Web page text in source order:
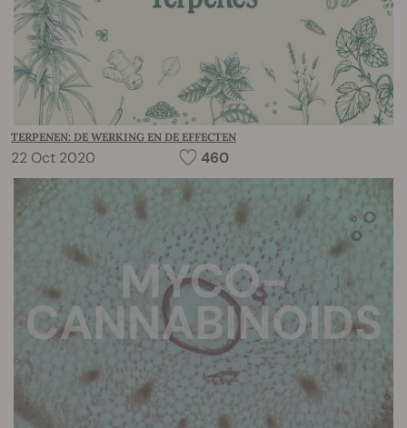
TERPENEN: DE WERKING EN DE EFFECTEN
22 Oct 2020 460